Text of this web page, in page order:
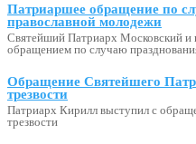
Патриаршее обращение по
православной молодежи
Святейший Патриарх Московский и
обращением по случаю
Обращение Святейшего
трезвости
Патриарх Кирилл выступил с
трезвости